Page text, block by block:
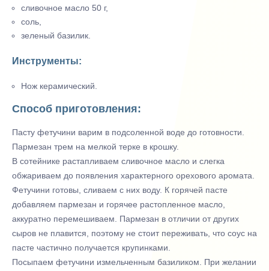
сливочное масло 50 г,
соль,
зеленый базилик.
Инструменты:
Нож керамический.
Способ приготовления:
Пасту фетучини варим в подсоленной воде до готовности.
Пармезан трем на мелкой терке в крошку.
В сотейнике растапливаем сливочное масло и слегка
обжариваем до появления характерного орехового аромата.
Фетучини готовы, сливаем с них воду. К горячей пасте
добавляем пармезан и горячее растопленное масло,
аккуратно перемешиваем. Пармезан в отличии от других
сыров не плавится, поэтому не стоит переживать, что соус на
пасте частично получается крупинками.
Посыпаем фетучини измельченным базиликом. При желании